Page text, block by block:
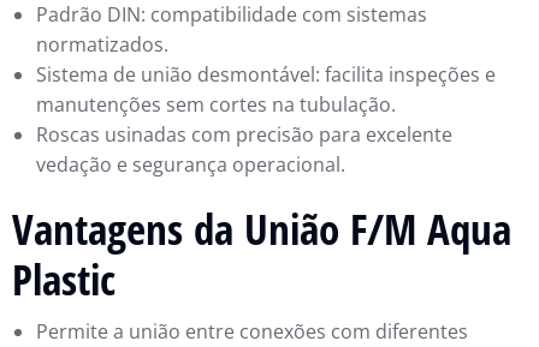
Padrão DIN: compatibilidade com sistemas
normatizados.
Sistema de união desmontável: facilita inspeções e
manutenções sem cortes na tubulação.
Roscas usinadas com precisão para excelente
vedação e segurança operacional.
Vantagens da União F/M Aqua
Plastic
Permite a união entre conexões com diferentes